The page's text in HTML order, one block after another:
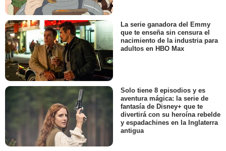
La serie ganadora del Emmy
que te enseña sin censura el
nacimiento de la industria para
adultos en HBO Max
Solo tiene 8 episodios y es
aventura mágica: la serie de
fantasía de Disney+ que te
divertirá con su heroína rebelde
y espadachines en la Inglaterra
antigua